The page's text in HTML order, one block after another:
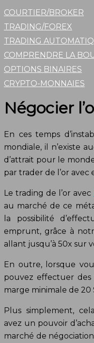
COURTIER/BROKER
TRADING/FOREX
TRADING
COMPRENDRE LA
OPTIONS BINAIRES
CRYPTO-MONNAIES
Négocier
En ces temps
mondiale, il n’existe
d’attrait pour le
par trader de l’or avec
Le trading de l’or avec
au marché de ce
la possibilité
emprunt, grâce à
allant jusqu’à 50x sur
En outre, lorsque
pouvez effectuer des
marge minimale de 20
Plus simplement,
avez un pouvoir
marché de